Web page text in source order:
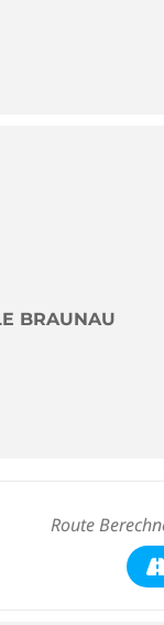
BRAUNAU